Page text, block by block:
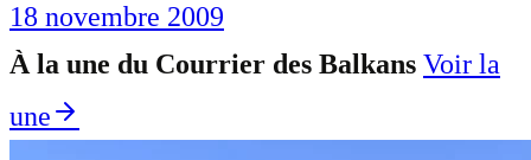
18 novembre 2009
À la une du Courrier des Balkans Voir la
une